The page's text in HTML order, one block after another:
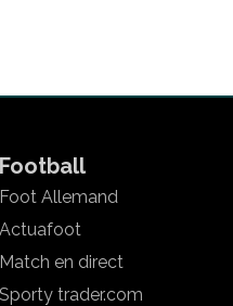
Football
Foot Allemand
Actuafoot
Match en direct
Sporty trader.com